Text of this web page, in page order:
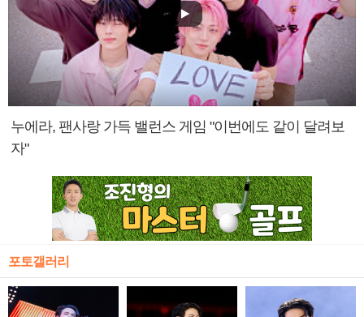
누에라, 팬사랑 가득 밸런스 게임 "이번에도 같이 달려보
자"
포토갤러리